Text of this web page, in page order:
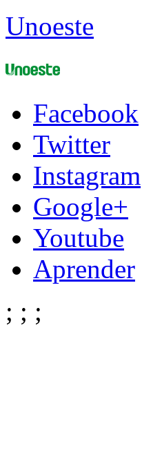
Unoeste
Facebook
Twitter
Instagram
Google+
Youtube
Aprender
; ; ;